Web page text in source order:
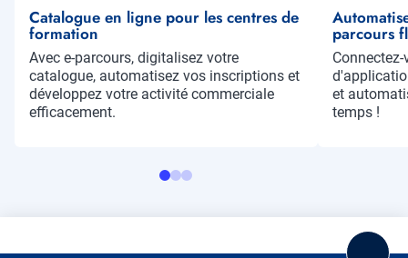
Catalogue en ligne pour les centres de
formation
Résumé
Avec e-parcours, digitalisez votre
catalogue, automatisez vos inscriptions et
développez votre activité commerciale
efficacement.
parcours
Résumé
et
temps !